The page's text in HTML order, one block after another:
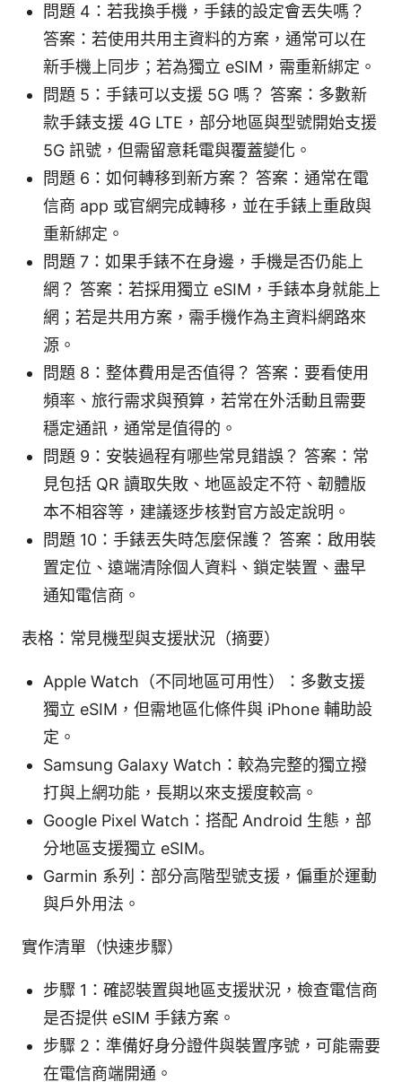
問題 4：若我換手機，手錶的設定會丟失嗎？
答案：若使用共用主資料的方案，通常可以在
新手機上同步；若為獨立 eSIM，需重新綁定。
問題 5：手錶可以支援 5G 嗎？ 答案：多數新
款手錶支援 4G LTE，部分地區與型號開始支援
5G 訊號，但需留意耗電與覆蓋變化。
問題 6：如何轉移到新方案？ 答案：通常在電
信商 app 或官網完成轉移，並在手錶上重啟與
重新綁定。
問題 7：如果手錶不在身邊，手機是否仍能上
網？ 答案：若採用獨立 eSIM，手錶本身就能上
網；若是共用方案，需手機作為主資料網路來
源。
問題 8：整体費用是否值得？ 答案：要看使用
頻率、旅行需求與預算，若常在外活動且需要
穩定通訊，通常是值得的。
問題 9：安裝過程有哪些常見錯誤？ 答案：常
見包括 QR 讀取失敗、地區設定不符、韌體版
本不相容等，建議逐步核對官方設定說明。
問題 10：手錶丟失時怎麼保護？ 答案：啟用裝
置定位、遠端清除個人資料、鎖定裝置、盡早
通知電信商。
表格：常見機型與支援狀況（摘要）
Apple Watch（不同地區可用性）：多數支援
獨立 eSIM，但需地區化條件與 iPhone 輔助設
定。
Samsung Galaxy Watch：較為完整的獨立撥
打與上網功能，長期以來支援度較高。
Google Pixel Watch：搭配 Android 生態，部
分地區支援獨立 eSIM。
Garmin 系列：部分高階型號支援，偏重於運動
與戶外用法。
實作清單（快速步驟）
步驟 1：確認裝置與地區支援狀況，檢查電信商
是否提供 eSIM 手錶方案。
步驟 2：準備好身分證件與裝置序號，可能需要
在電信商端開通。